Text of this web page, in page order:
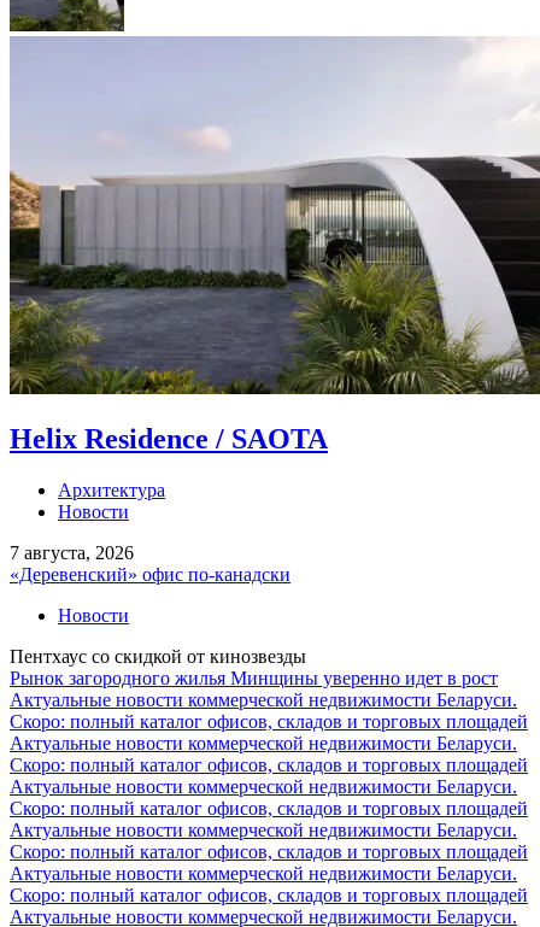
Helix Residence / SAOTA
Архитектура
Новости
7 августа, 2026
«Деревенский» офис по-канадски
Новости
Пентхаус со скидкой от кинозвезды
Рынок загородного жилья Минщины уверенно идет в рост
Актуальные новости коммерческой недвижимости Беларуси.
Скоро: полный каталог офисов, складов и торговых площадей
Актуальные новости коммерческой недвижимости Беларуси.
Скоро: полный каталог офисов, складов и торговых площадей
Актуальные новости коммерческой недвижимости Беларуси.
Скоро: полный каталог офисов, складов и торговых площадей
Актуальные новости коммерческой недвижимости Беларуси.
Скоро: полный каталог офисов, складов и торговых площадей
Актуальные новости коммерческой недвижимости Беларуси.
Скоро: полный каталог офисов, складов и торговых площадей
Актуальные новости коммерческой недвижимости Беларуси.